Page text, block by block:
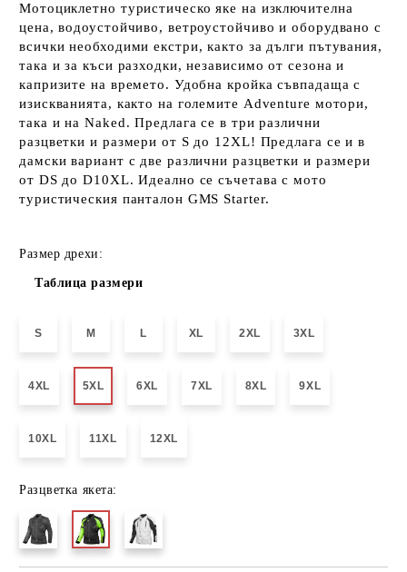
Мотоциклетно туристическо яке на изключителна
цена, водоустойчиво, ветроустойчиво и оборудвано с
всички необходими екстри, както за дълги пътувания,
така и за къси разходки, независимо от сезона и
капризите на времето. Удобна кройка съвпадаща с
изискванията, както на големите Adventure мотори,
така и на Naked. Предлага се в три различни
разцветки и размери от S до 12XL! Предлага се и в
дамски вариант с две различни разцветки и размери
от DS до D10XL. Идеално се съчетава с мото
туристическия панталон GMS Starter.
Размер дрехи:
Таблица размери
S M L XL 2XL 3XL
4XL 5XL 6XL 7XL 8XL 9XL
10XL 11XL 12XL
Разцветка якета: